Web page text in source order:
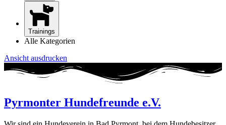
Trainings
Alle Kategorien
Ansicht ausdrucken
Pyrmonter Hundefreunde e.V.